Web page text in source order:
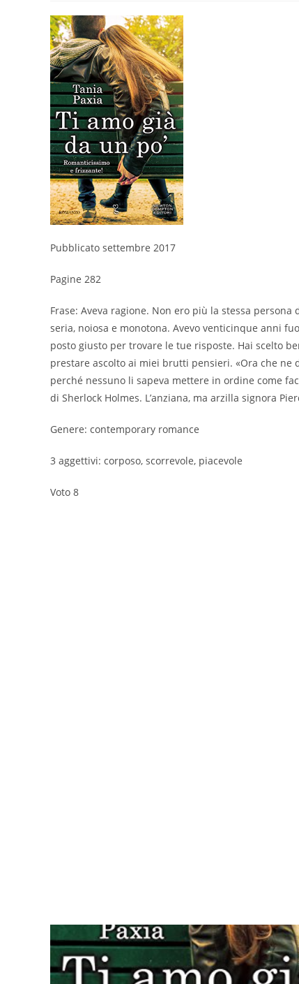
Pubblicato settembre 2017
Pagine 282
Frase: Aveva ragione. Non ero più la stessa
seria, noiosa e monotona. Avevo venticinque anni
posto giusto per trovare le tue risposte. Hai scelto
prestare ascolto ai miei brutti pensieri. «Ora che
perché nessuno li sapeva mettere in ordine come
di Sherlock Holmes. L’anziana, ma arzilla signora
Genere: contemporary romance
3 aggettivi: corposo, scorrevole, piacevole
Voto 8